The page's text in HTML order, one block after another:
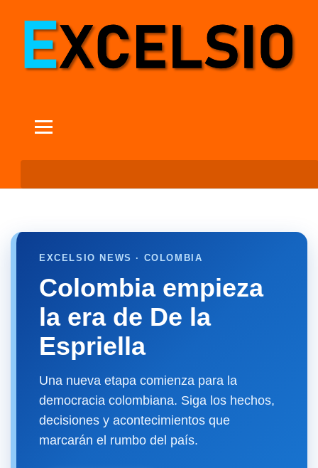
EXCELSIO NEWS · COLOMBIA
Colombia empieza
la era de De la
Espriella
Una nueva etapa comienza para la
democracia colombiana. Siga los hechos,
decisiones y acontecimientos que
marcarán el rumbo del país.